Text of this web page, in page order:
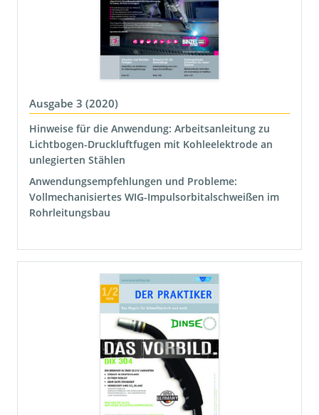
Ausgabe 3 (2020)
Hinweise für die Anwendung: Arbeitsanleitung zu
Lichtbogen-Druckluftfugen mit Kohleelektrode an
unlegierten Stählen
Anwendungsempfehlungen und Probleme:
Vollmechanisiertes WIG-Impulsorbitalschweißen im
Rohrleitungsbau